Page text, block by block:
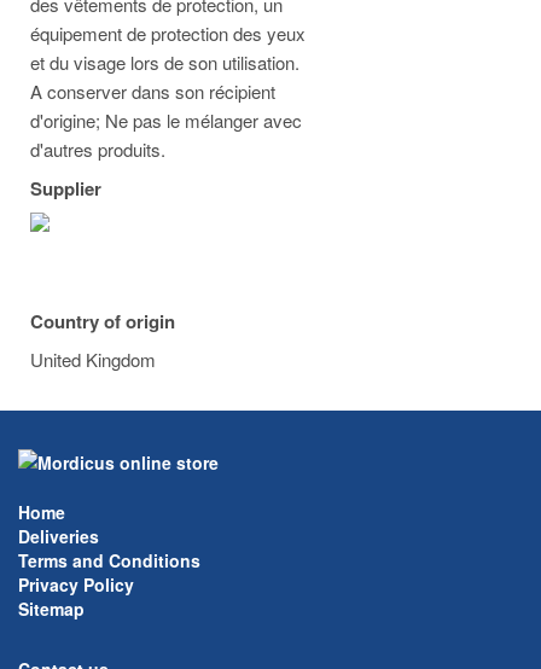
équipement de protection des yeux
et du visage lors de son utilisation.
A conserver dans son récipient
d'origine; Ne pas le mélanger avec
d'autres produits.
Supplier
Country of origin
United Kingdom
Home
Deliveries
Terms and Conditions
Privacy Policy
Sitemap